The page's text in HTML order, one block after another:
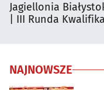
Jagiellonia
| III Runda
NAJNOWSZE